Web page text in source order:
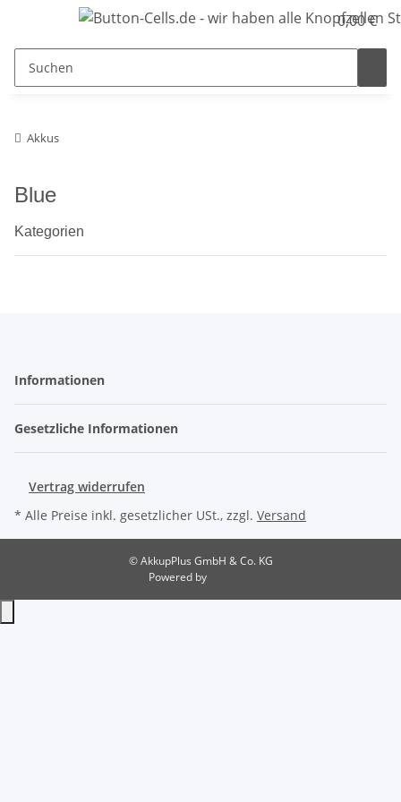
0,00 €
Akkus
Blue
Kategorien
Informationen
Gesetzliche Informationen
Vertrag widerrufen
* Alle Preise inkl. gesetzlicher USt., zzgl. Versand
© AkkupPlus GmbH & Co. KG
Powered by